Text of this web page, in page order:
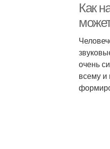
Как
очень
всему и